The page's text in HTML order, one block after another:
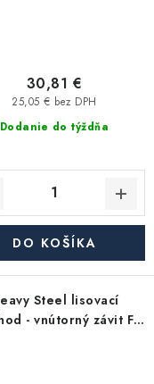
Dodanie do týždňa
25,05 € bez DPH
30,81 €
DO KOŠÍKA
Steel lisovací
- vnútorný závit FF